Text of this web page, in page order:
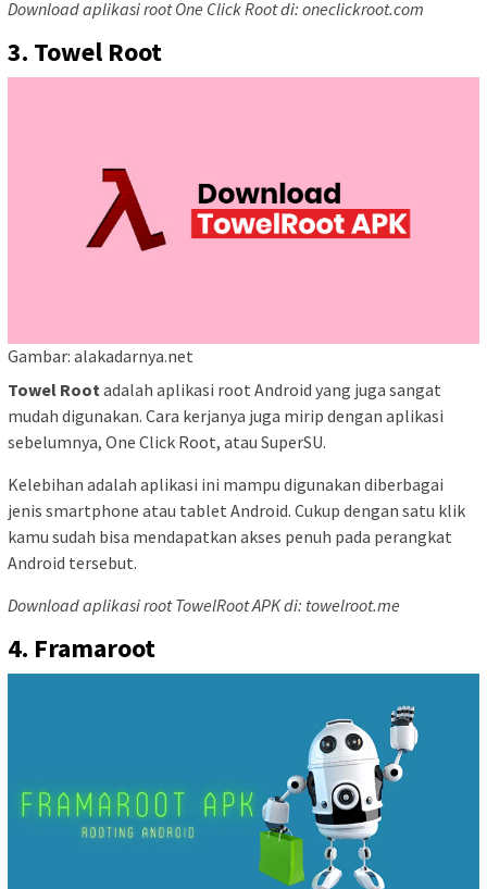
Download aplikasi root One Click Root di: oneclickroot.com
3. Towel Root
Gambar: alakadarnya.net
Towel Root adalah aplikasi root Android yang juga sangat
mudah digunakan. Cara kerjanya juga mirip dengan aplikasi
sebelumnya, One Click Root, atau SuperSU.
Kelebihan adalah aplikasi ini mampu digunakan diberbagai
jenis smartphone atau tablet Android. Cukup dengan satu klik
kamu sudah bisa mendapatkan akses penuh pada perangkat
Android tersebut.
Download aplikasi root TowelRoot APK di: towelroot.me
4. Framaroot